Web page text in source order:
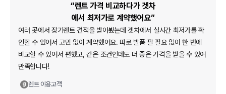
“렌트 가격 비교하다가 겟차
에서 최저가로 계약했어요”
여러 곳에서 장기렌트 견적을 받아봤는데 겟차에서 실시간 최저가를 확
인할 수 있어서 고민 없이 계약했어요. 따로 발품 팔 필요 없이 한 번에
비교할 수 있어서 편했고, 같은 조건인데도 더 좋은 가격을 받을 수 있어
만족합니다!
렌트 이용고객